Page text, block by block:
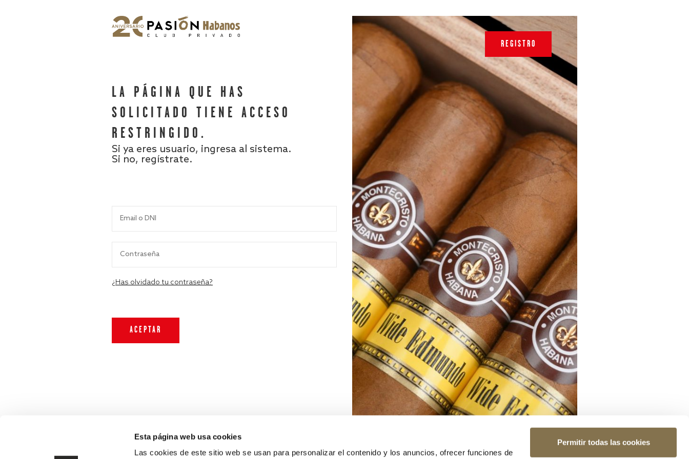
Esta página web usa cookies
Las cookies de este sitio web se usan para personalizar el contenido y los anuncios, ofrecer funciones de
Permitir todas las cookies
LA PÁGINA QUE HAS
SOLICITADO TIENE ACCESO
RESTRINGIDO.
Si ya eres usuario, ingresa al sistema.
Si no, regístrate.
¿Has olvidado tu contraseña?
REGISTRO